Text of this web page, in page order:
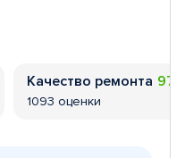
Качество ремонта
1093 оценки